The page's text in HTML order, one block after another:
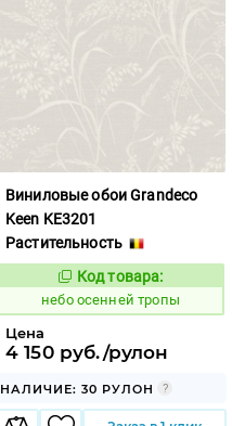
Виниловые обои Grandeco
Keen KE3201
Растительность
1117858
Код товара:
небо осенней тропы
Цена
4 150 руб./рулон
НАЛИЧИЕ: 30 РУЛОН